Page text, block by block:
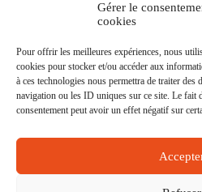
Gérer le
cookies
Pour offrir les meilleures expériences, nous
cookies pour stocker et/ou accéder aux
à ces technologies nous permettra de traiter des
navigation ou les ID uniques sur ce site. Le fait
consentement peut avoir un effet négatif sur
Adhésifs SANS PVC
Nappes
Protège Table
Nappes SANS PVC
Tapis PRATIC
Affaires à faire